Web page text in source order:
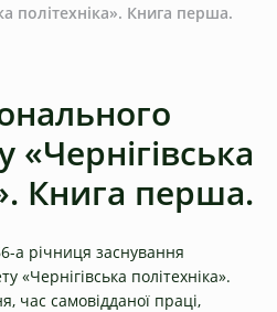
політехніка». Книга перша.
«Чернігівська
Книга перша.
а річниця заснування
«Чернігівська політехніка».
час самовідданої праці,